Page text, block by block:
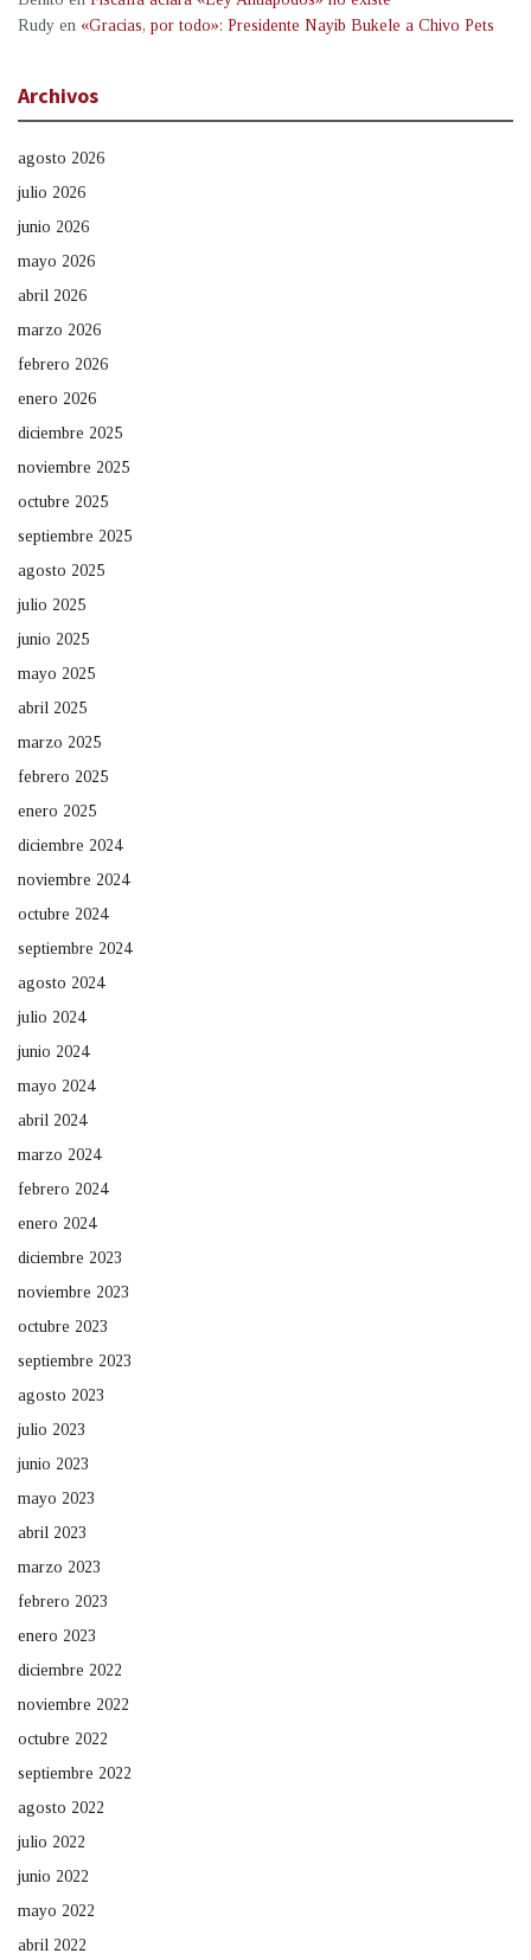
Rudy en «Gracias, por todo»: Presidente Nayib Bukele a Chivo Pets
Archivos
agosto 2026
julio 2026
junio 2026
mayo 2026
abril 2026
marzo 2026
febrero 2026
enero 2026
diciembre 2025
noviembre 2025
octubre 2025
septiembre 2025
agosto 2025
julio 2025
junio 2025
mayo 2025
abril 2025
marzo 2025
febrero 2025
enero 2025
diciembre 2024
noviembre 2024
octubre 2024
septiembre 2024
agosto 2024
julio 2024
junio 2024
mayo 2024
abril 2024
marzo 2024
febrero 2024
enero 2024
diciembre 2023
noviembre 2023
octubre 2023
septiembre 2023
agosto 2023
julio 2023
junio 2023
mayo 2023
abril 2023
marzo 2023
febrero 2023
enero 2023
diciembre 2022
noviembre 2022
octubre 2022
septiembre 2022
agosto 2022
julio 2022
junio 2022
mayo 2022
abril 2022